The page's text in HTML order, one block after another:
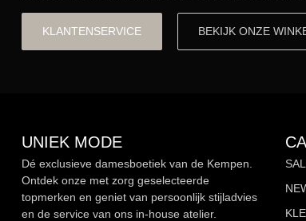
KLANTENSERVICE BEKIJK ONZE
UNIEK MODE
Dé exclusieve damesboetiek van de Kempen.
Ontdek onze met zorg geselecteerde
topmerken en geniet van persoonlijk stijladvies
en de service van ons in-house atelier.